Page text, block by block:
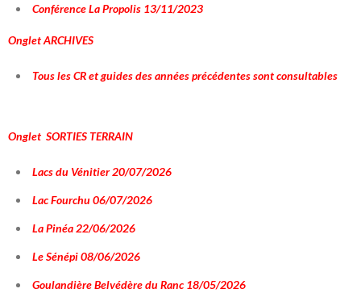
Conférence La Propolis 13/11/2023
Onglet ARCHIVES
Tous les CR et guides des années précédentes sont consultables
Onglet SORTIES TERRAIN
Lacs du Vénitier 20/07/2026
Lac Fourchu 06/07/2026
La Pinéa 22/06/2026
Le Sénépi 08/06/2026
Goulandière Belvédère du Ranc 18/05/2026